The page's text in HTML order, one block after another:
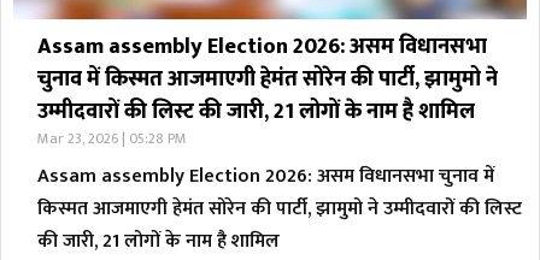
Assam assembly Election 2026: असम विधानसभा
चुनाव में किस्मत आजमाएगी हेमंत सोरेन की पार्टी, झामुमो ने
उम्मीदवारों की लिस्ट की जारी, 21 लोगों के नाम है शामिल
Mar 23, 2026 | 05:28 PM
Assam assembly Election 2026: असम विधानसभा चुनाव में
किस्मत आजमाएगी हेमंत सोरेन की पार्टी, झामुमो ने उम्मीदवारों की लिस्ट
की जारी, 21 लोगों के नाम है शामिल